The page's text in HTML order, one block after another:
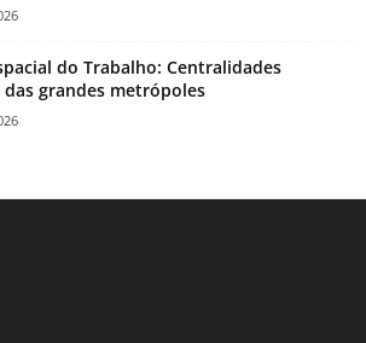
do Trabalho: Centralidades
grandes metrópoles